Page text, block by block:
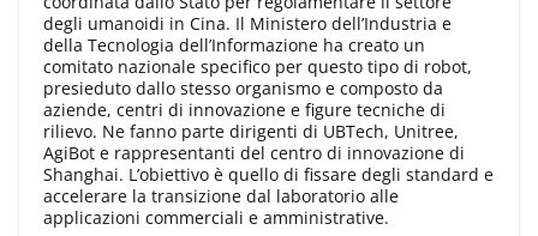
degli umanoidi in Cina. Il Ministero dell’Industria e
della Tecnologia dell’Informazione ha creato un
comitato nazionale specifico per questo tipo di robot,
presieduto dallo stesso organismo e composto da
aziende, centri di innovazione e figure tecniche di
rilievo. Ne fanno parte dirigenti di UBTech, Unitree,
AgiBot e rappresentanti del centro di innovazione di
Shanghai. L’obiettivo è quello di fissare degli standard e
accelerare la transizione dal laboratorio alle
applicazioni commerciali e amministrative.